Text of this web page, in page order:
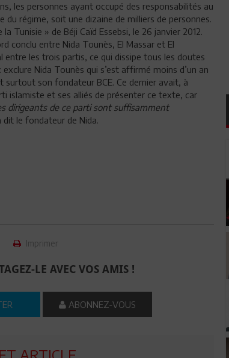
les personnes ayant occupé des responsabilités au
du régime, soit une dizaine de milliers de personnes.
Tunisie » de Béji Caïd Essebsi, le 26 janvier 2012.
conclu entre Nida Tounès, El Massar et El
les trois partis, ce qui dissipe tous les doutes
Nida Tounès qui s’est affirmé moins d’un an
surtout son fondateur BCE. Ce dernier avait, à
islamiste et ses alliés de présenter ce texte, car
dirigeants de ce parti sont suffisamment
dit le fondateur de Nida.
Imprimer
LE AVEC VOS AMIS !
ABONNEZ-VOUS
ARTICLE